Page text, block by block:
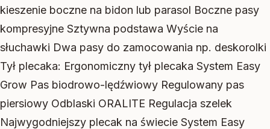
kieszenie boczne na bidon lub parasol Boczne pasy
kompresyjne Sztywna podstawa Wyście na
słuchawki Dwa pasy do zamocowania np. deskorolki
Tył plecaka: Ergonomiczny tył plecaka System Easy
Grow Pas biodrowo-lędźwiowy Regulowany pas
piersiowy Odblaski ORALITE Regulacja szelek
Najwygodniejszy plecak na świecie System Easy